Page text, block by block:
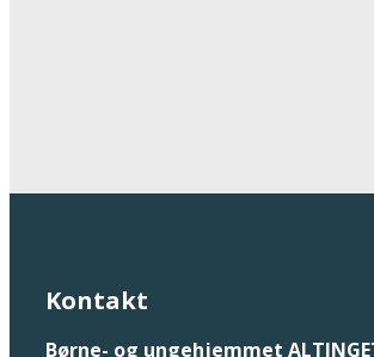
Kontakt
Børne- og ungehjemmet